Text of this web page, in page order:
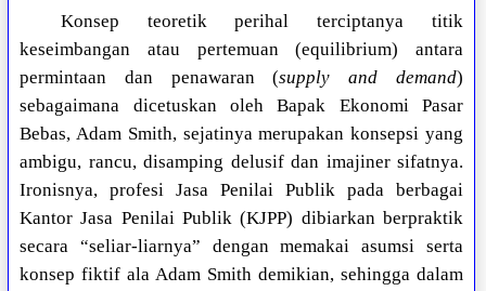
Konsep teoretik perihal terciptanya titik
keseimbangan atau pertemuan (equilibrium) antara
permintaan dan penawaran (supply and demand)
sebagaimana dicetuskan oleh Bapak Ekonomi Pasar
Bebas, Adam Smith, sejatinya merupakan konsepsi yang
ambigu, rancu, disamping delusif dan imajiner sifatnya.
Ironisnya, profesi Jasa Penilai Publik pada berbagai
Kantor Jasa Penilai Publik (KJPP) dibiarkan berpraktik
secara “seliar-liarnya” dengan memakai asumsi serta
konsep fiktif ala Adam Smith demikian, sehingga dalam